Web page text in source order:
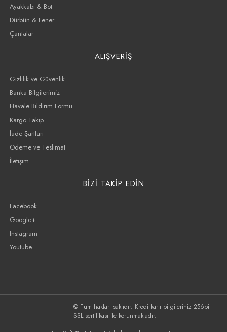
Ayakkabı & Bot
Dürbün & Fener
Çantalar
ALIŞVERİŞ
Gizlilik ve Güvenlik
Banka Bilgilerimiz
Havale Bildirim Formu
Kargo Takip
İade Şartları
Ödeme ve Teslimat
İletişim
BİZİ TAKİP EDİN
Facebook
Google+
Instagram
Youtube
© Tüm hakları saklıdır. Kredi kartı bilgileriniz 256bit
SSL sertifikası ile korunmaktadır.